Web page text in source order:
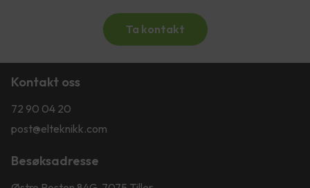
Ta kontakt
Kontakt oss
72 90 04 20
post@elteknikk.com
Besøksadresse